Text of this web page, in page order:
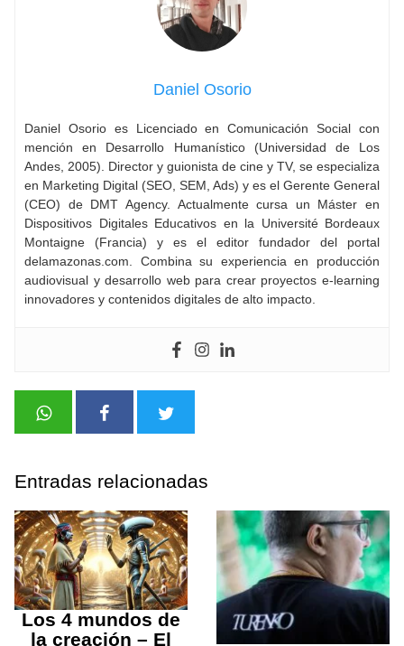
Daniel Osorio
Daniel Osorio es Licenciado en Comunicación Social con
mención en Desarrollo Humanístico (Universidad de Los
Andes, 2005). Director y guionista de cine y TV, se especializa
en Marketing Digital (SEO, SEM, Ads) y es el Gerente General
(CEO) de DMT Agency. Actualmente cursa un Máster en
Dispositivos Digitales Educativos en la Université Bordeaux
Montaigne (Francia) y es el editor fundador del portal
delamazonas.com. Combina su experiencia en producción
audiovisual y desarrollo web para crear proyectos e-learning
innovadores y contenidos digitales de alto impacto.
Entradas relacionadas
Los 4 mundos de
la creación – El